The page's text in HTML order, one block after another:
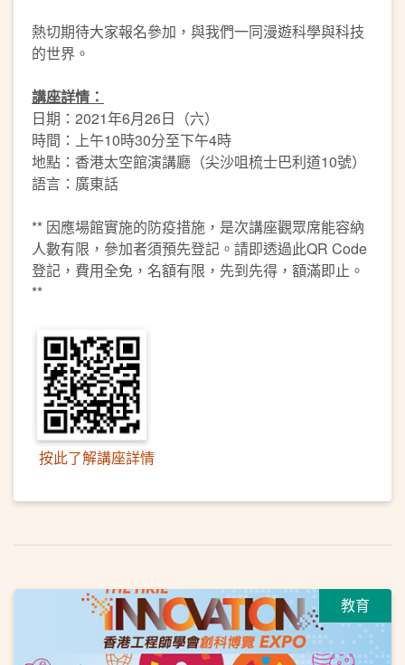
熱切期待大家報名參加，與我們一同漫遊科學與科技
的世界。
講座詳情：
日期：2021年6月26日（六）
時間：上午10時30分至下午4時
地點：香港太空館演講廳（尖沙咀梳士巴利道10號）
語言：廣東話
** 因應場館實施的防疫措施，是次講座觀眾席能容納
人數有限，參加者須預先登記。請即透過此QR Code
登記，費用全免，名額有限，先到先得，額滿即止。
**
按此了解講座詳情
教育